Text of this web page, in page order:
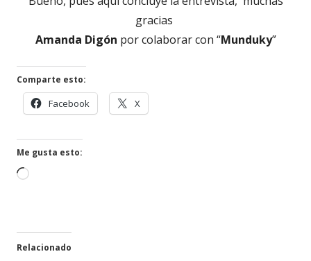
gracias
Amanda Digón por colaborar con “Munduky”
Comparte esto:
Facebook
en
X
en
Me gusta esto:
Cargando...
Relacionado